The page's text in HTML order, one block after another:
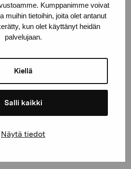
Kumppanimme voivat
muihin tietoihin, joita olet antanut
kun olet käyttänyt heidän
palvelujaan.
Kiellä
Salli kaikki
Näytä tiedot
näyttelyistä ja